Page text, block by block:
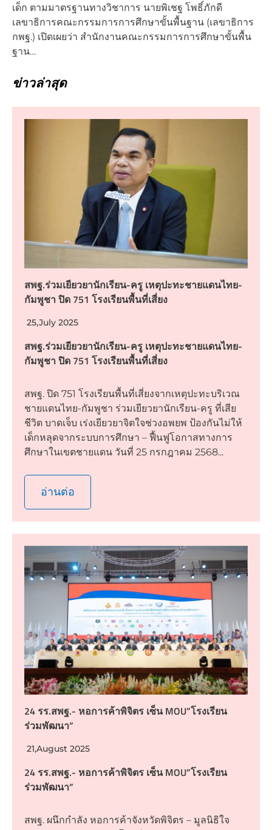
เด็ก ตามมาตรฐานทางวิชาการ นายพิเชฐ โพธิ์ภักดี
เลขาธิการคณะกรรมการการศึกษาขั้นพื้นฐาน (เลขาธิการ
กพฐ.) เปิดเผยว่า สำนักงานคณะกรรมการการศึกษาขั้นพื้น
ฐาน…
ข่าวล่าสุด
สพฐ.ร่วมเยียวยานักเรียน-ครู เหตุปะทะชายแดนไทย-
กัมพูชา ปิด 751 โรงเรียนพื้นที่เสี่ยง
25,July 2025
สพฐ.ร่วมเยียวยานักเรียน-ครู เหตุปะทะชายแดนไทย-
กัมพูชา ปิด 751 โรงเรียนพื้นที่เสี่ยง
สพฐ. ปิด 751 โรงเรียนพื้นที่เสี่ยงจากเหตุปะทะบริเวณ
ชายแดนไทย-กัมพูชา ร่วมเยียวยานักเรียน-ครู ที่เสีย
ชีวิต บาดเจ็บ เร่งเยียวยาจิตใจช่วงอพยพ ป้องกันไม่ให้
เด็กหลุดจากระบบการศึกษา – ฟื้นฟูโอกาสทางการ
ศึกษาในเขตชายแดน วันที่ 25 กรกฎาคม 2568...
อ่านต่อ
24 รร.สพฐ.- หอการค้าพิจิตร เซ็น MOU”โรงเรียน
ร่วมพัฒนา”
21,August 2025
24 รร.สพฐ.- หอการค้าพิจิตร เซ็น MOU”โรงเรียน
ร่วมพัฒนา”
สพฐ. ผนึกกำลัง หอการค้าจังหวัดพิจิตร – มูลนิธิใจ